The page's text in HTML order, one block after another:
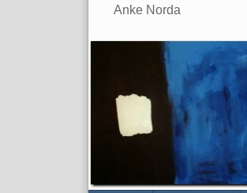
Anke Norda